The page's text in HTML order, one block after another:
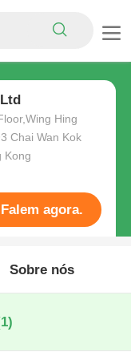
Hing
Chai Wan Kok
Kong
Falem agora.
Sobre nós